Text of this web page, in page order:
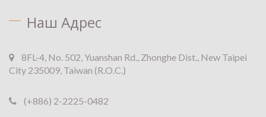
Наш Адрес
8FL-4, No. 502, Yuanshan Rd., Zhonghe Dist., New Taipei
City 235009, Taiwan (R.O.C.)
(+886) 2-2225-0482